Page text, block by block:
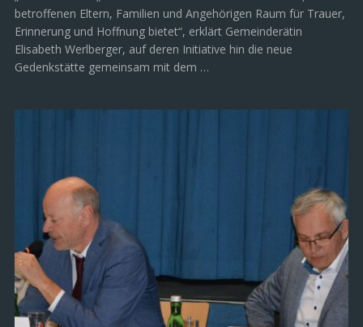
betroffenen Eltern, Familien und Angehörigen Raum für Trauer,
Erinnerung und Hoffnung bietet“, erklärt Gemeinderätin
Elisabeth Werlberger, auf deren Initiative hin die neue
Gedenkstätte gemeinsam mit dem …